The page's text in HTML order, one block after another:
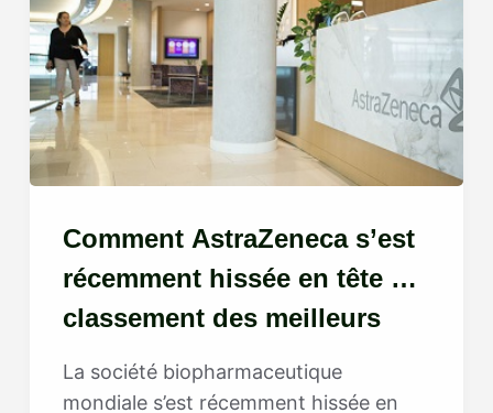
Comment AstraZeneca s’est
récemment hissée en tête du
classement des meilleurs
employeurs au Moyen-Orient
La société biopharmaceutique
mondiale s’est récemment hissée en